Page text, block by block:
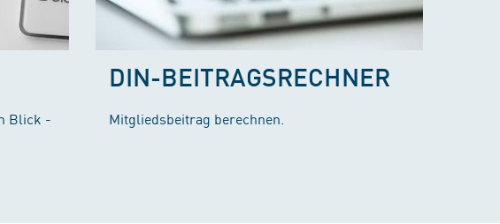
Blick -
DIN-BEITRAGSRECHNER
Mitgliedsbeitrag berechnen.